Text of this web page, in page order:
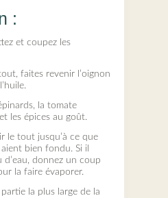
:
et coupez les
faites revenir l’oignon
la tomate
les épices au goût.
le tout jusqu’à ce que
aient bien fondu. Si il
d’eau, donnez un coup
la faire évaporer.
la plus large de la